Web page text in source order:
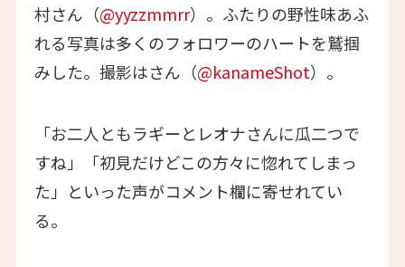
村さん（@yyzzmmrr）。ふたりの野性味あふ
れる写真は多くのフォロワーのハートを鷲掴
みした。撮影はさん（@kanameShot）。
「お二人ともラギーとレオナさんに瓜二つで
すね」「初見だけどこの方々に惚れてしまっ
た」といった声がコメント欄に寄せれてい
る。